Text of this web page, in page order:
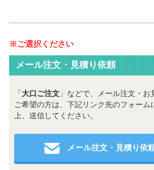
※ご選択ください
メール注文・見積り依頼
「 大口ご注文 」などで、メール注文・お
ご希望の方は、下記リンク先のフォーム
上、送信してください。
メール注文・見積り依